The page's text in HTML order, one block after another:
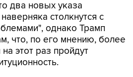
два новых указа
столкнутся с
однако Трамп
что, по его мнению, более
этот раз пройдут